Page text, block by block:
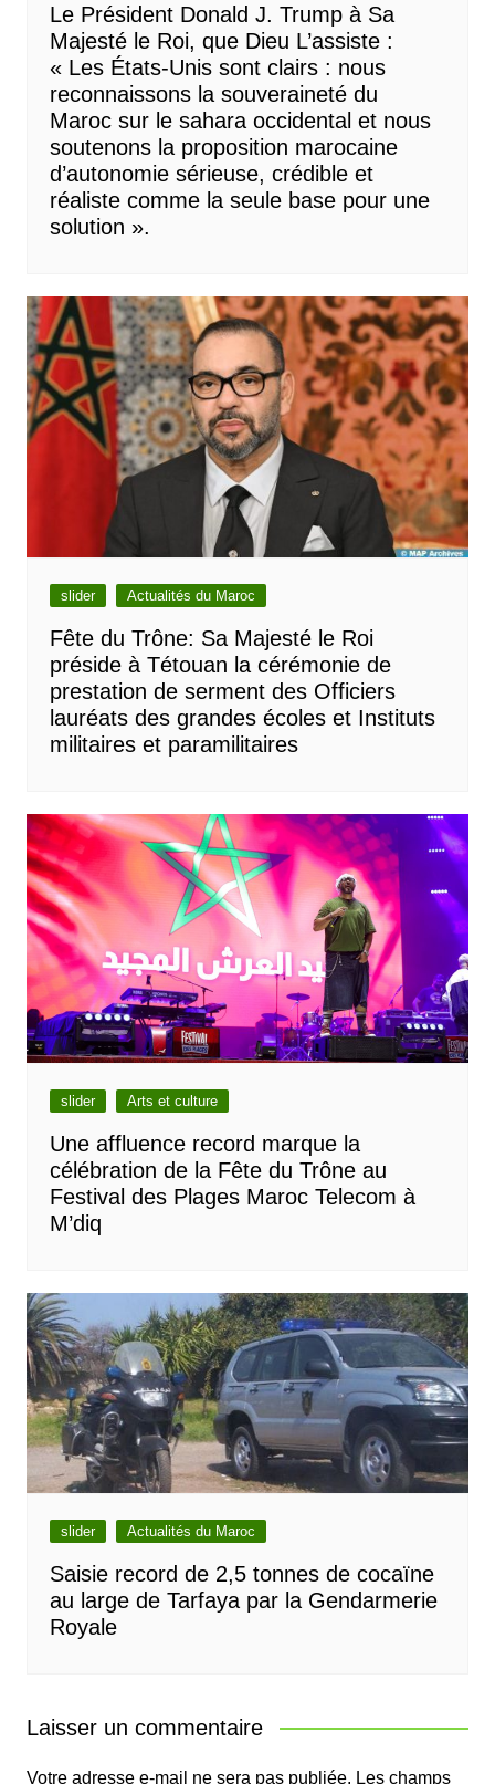
Le Président Donald J. Trump à Sa
Majesté le Roi, que Dieu L’assiste :
« Les États-Unis sont clairs : nous
reconnaissons la souveraineté du
Maroc sur le sahara occidental et nous
soutenons la proposition marocaine
d’autonomie sérieuse, crédible et
réaliste comme la seule base pour une
solution ».
slider Actualités du Maroc
Fête du Trône: Sa Majesté le Roi
préside à Tétouan la cérémonie de
prestation de serment des Officiers
lauréats des grandes écoles et Instituts
militaires et paramilitaires
slider Arts et culture
Une affluence record marque la
célébration de la Fête du Trône au
Festival des Plages Maroc Telecom à
M’diq
slider Actualités du Maroc
Saisie record de 2,5 tonnes de cocaïne
au large de Tarfaya par la Gendarmerie
Royale
Laisser un commentaire
Votre adresse e-mail ne sera pas publiée. Les champs